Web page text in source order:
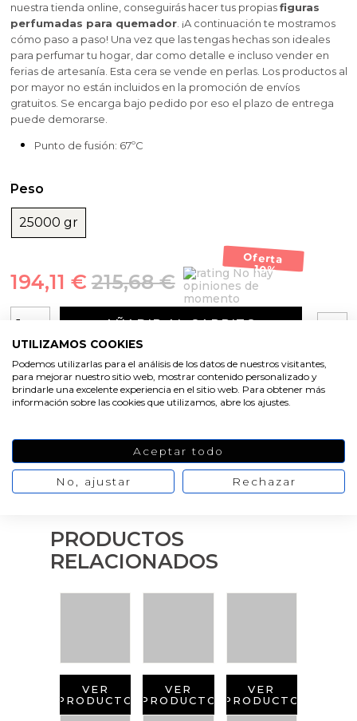
nuestra tienda online, conseguirás hacer tus propiasfiguras
perfumadas para quemador. ¡A continuación te mostramos
cómo paso a paso! Una vez que las tengas hechas son ideales
para perfumar tu hogar, dar como detalle e incluso vender en
ferias de artesanía. Esta cera se vende en perlas. Los productos al
por mayor no están incluidos en la promoción de envíos
gratuitos. Se encarga bajo pedido por eso el plazo de entrega
puede demorarse.
Punto de fusión: 67ºC
Peso
25000 gr
Oferta
-10%
215,68 €
194,11 €
No hay
opiniones de
momento
AÑADIR AL CARRITO
PRODUCTOS
RELACIONADOS
VER
PRODUCTO
VER
PRODUCTO
VER
PRODUCTO
UTILIZAMOS COOKIES
Podemos utilizarlas para el análisis de los datos de nuestros visitantes,
para mejorar nuestro sitio web, mostrar contenido personalizado y
brindarle una excelente experiencia en el sitio web. Para obtener más
información sobre las cookies que utilizamos, abre los ajustes.
Aceptar todo
No, ajustar Rechazar